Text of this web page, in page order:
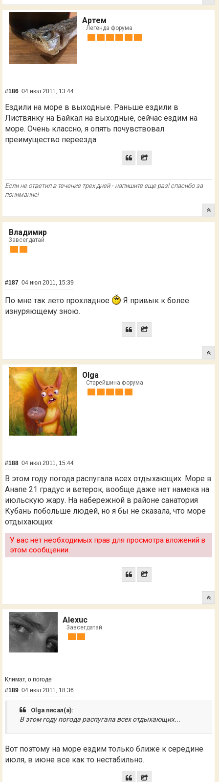
Артем
Легенда форума
#186 04 июл 2011, 13:44
Ездили на море в выходные. Раньше ездили в
Листвянку на Байкал на выходные, сейчас ездим на
море. Очень классно, я опять почувствовал
преимущество переезда.
Если не ответил в течение трех дней - напишите еще раз! спасибо за
понимание!
Владимир
Завсегдатай
#187 04 июл 2011, 15:39
По мне так лето прохладное
Я привык к более
изнуряющему зною.
Olga
Старейшина форума
#188 04 июл 2011, 15:44
В этом году погода распугала всех отдыхающих. Море в
Анапе 21 градус и ветерок, вообще даже нет намека на
июльскую жару. На набережной в районе санатория
Кубань побольше людей, но я бы не сказала, что море
отдыхающих
У вас нет необходимых прав для просмотра вложений в
этом сообщении.
Alexuc
Завсегдатай
Климат, о погоде
#189 04 июл 2011, 18:36
Olga писал(а):
В этом году погода распугала всех отдыхающих...
Вот поэтому на море ездим только ближе к середине
июля, в июне все как то нестабильно.